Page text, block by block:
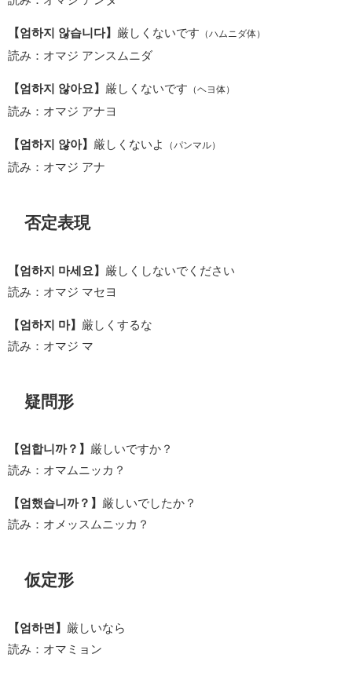
【엄하지 않습니다】 厳しくないです （ハムニダ体）
読み：オマジ アンスムニダ
【엄하지 않아요】 厳しくないです （ヘヨ体）
読み：オマジ アナヨ
【엄하지 않아】 厳しくないよ （パンマル）
読み：オマジ アナ
否定表現
【엄하지 마세요】 厳しくしないでください
読み：オマジ マセヨ
【엄하지 마】 厳しくするな
読み：オマジ マ
疑問形
【엄합니까？】 厳しいですか？
読み：オマムニッカ？
【엄했습니까？】 厳しいでしたか？
読み：オメッスムニッカ？
仮定形
【엄하면】 厳しいなら
読み：オマミョン